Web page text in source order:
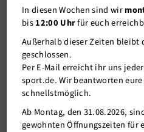
Verantwortung
In diesen Wochen sind wir
bis12:00 Uhrfür euch
Außerhalb dieser Zeiten bleibt
geschlossen.
Per E-Mail erreicht ihr uns
sport.de. Wir beantworten eure
schnellstmöglich.
Ab Montag, den 31.08.2026,
gewohnten Öffnungszeiten für